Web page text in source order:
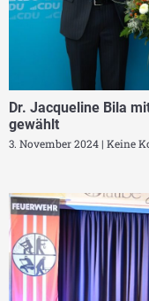
Dr. Jacqueline Bila
gewählt
3. November 2024 Keine